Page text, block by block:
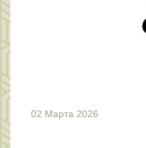
02 Марта 2026